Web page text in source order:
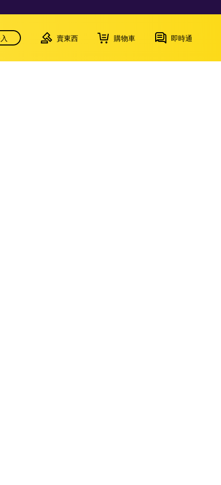
賣東西 購物車 即時通